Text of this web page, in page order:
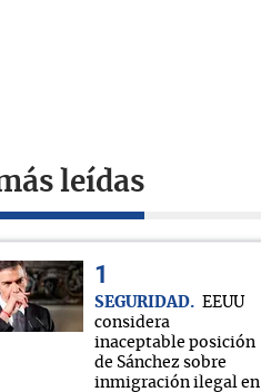
leídas
SEGURIDAD
EEUU
considera
inaceptable posición
de Sánchez sobre
inmigración ilegal en